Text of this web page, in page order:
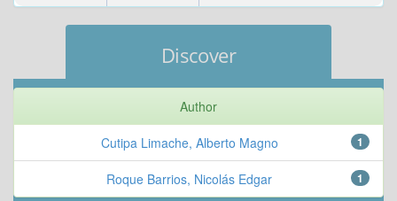
Discover
Author
1
Cutipa Limache, Alberto Magno
1
Roque Barrios, Nicolás Edgar